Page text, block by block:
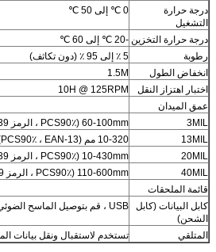
درجة حرارة
التشغيل
0 ℃ إلى 50 ℃
درجة حرارة التخزين -20 ℃ إلى 60 ℃
رطوبة
5 ٪ إلى 95 ٪ (دون تكاثف)
انخفاض الطول
1.5M
اختبار اهتزاز النقل
10H @ 125RPM
عمق الميدان
3MIL
60-100mm (PCS90٪ ، الرمز 39)
13MIL
10-320 مم (PCS90٪ ، EAN-13)
20MIL
10-430mm (PCS90٪ ، الرمز 39)
40MIL
110-600mm (PCS90٪ ، الرمز 39)
قائمة الملحقات
كابل البيانات (كابل
الشحن)
USB ، قم بتوصيل الماسح الضوئي بجهاز مضيف وشحنه.
المتلقي تستخدم لاستقبال ونقل بيانات